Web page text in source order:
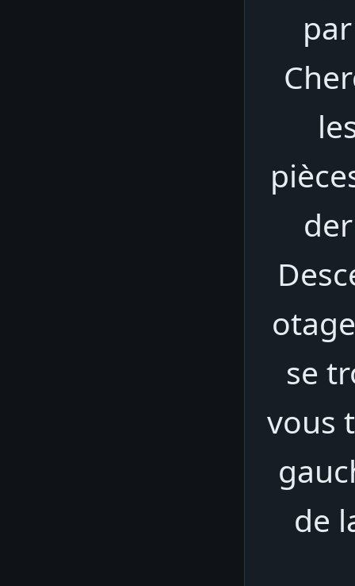
se
vous
de